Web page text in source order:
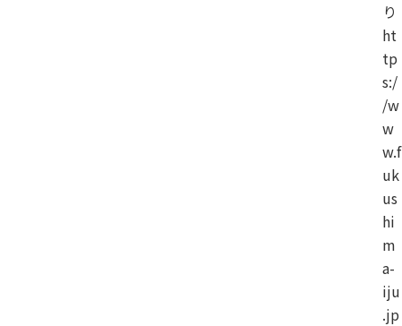
り
ht
tp
s:/
/w
w
w.f
uk
us
hi
m
a-
iju
.jp